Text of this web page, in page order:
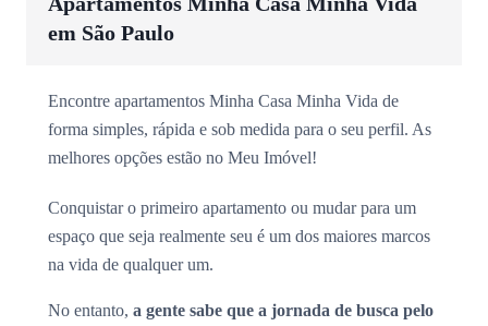
em São Paulo
Encontre apartamentos Minha Casa Minha Vida de
forma simples, rápida e sob medida para o seu perfil. As
melhores opções estão no Meu Imóvel!
Conquistar o primeiro apartamento ou mudar para um
espaço que seja realmente seu é um dos maiores marcos
na vida de qualquer um.
No entanto, a gente sabe que a jornada de busca pelo